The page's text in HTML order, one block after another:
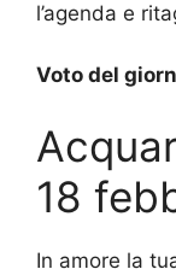
l’agenda e
Voto del
18
In amore la